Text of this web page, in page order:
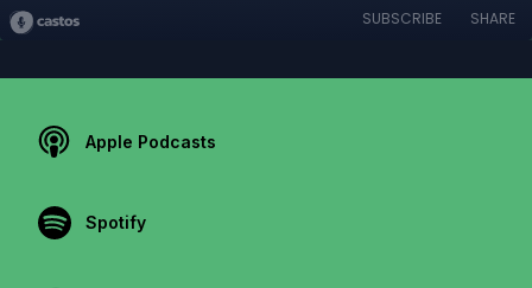
SUBSCRIBE SHARE
Apple Podcasts
Spotify